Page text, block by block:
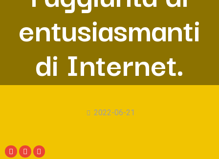
entusiasmanti
di Internet.
2022-06-21